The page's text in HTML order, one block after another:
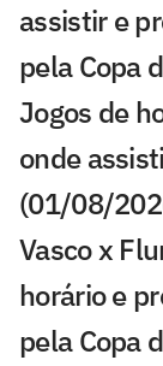
assistir e
pela Copa
Jogos de
onde
(01/08/
Vasco x
horário e
pela Copa